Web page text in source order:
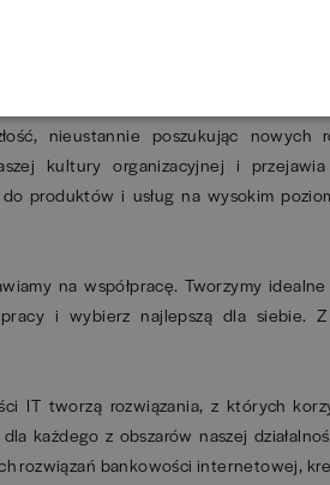
nieustannie poszukując nowych
kultury organizacyjnej i
produktów i usług na wysokim
na współpracę. Tworzymy
i wybierz najlepszą dla siebie.
IT tworzą rozwiązania, z których
każdego z obszarów naszej
rozwiązań bankowości internetowej,